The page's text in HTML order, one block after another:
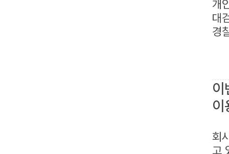
개
대
경
이
이
회
고